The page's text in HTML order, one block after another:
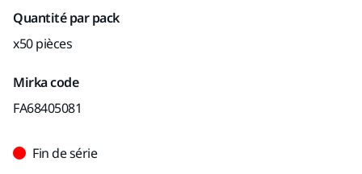
Quantité par pack
x50 pièces
Mirka code
FA68405081
Fin de série